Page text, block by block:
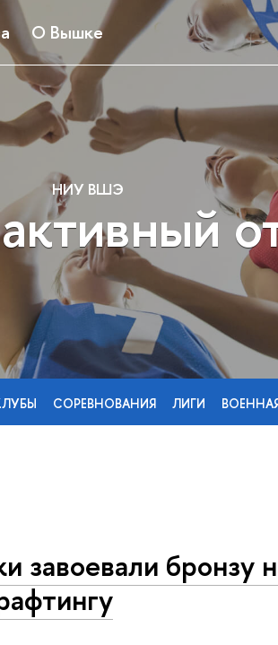
О Вышке
НИУ ВШЭ
СОРЕВНОВАНИЯ ЛИГИ
завоевали бронзу